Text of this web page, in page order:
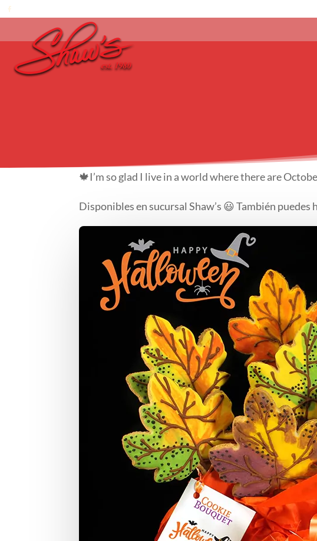
🍁I’m so glad I live in a world where there are
Disponibles en sucursal Shaw’s 😃 También puedes